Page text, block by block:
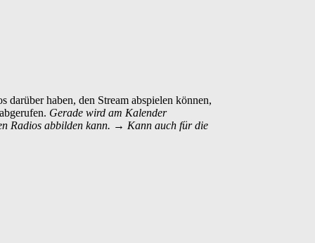
haben, den Stream abspielen können,
Gerade wird am Kalender
Radios abbilden kann. → Kann auch für die